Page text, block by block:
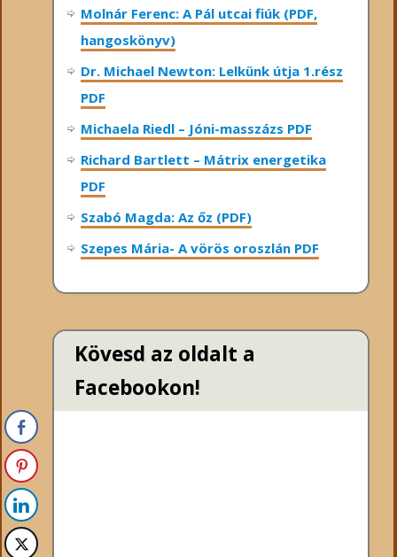
Molnár Ferenc: A Pál utcai fiúk (PDF,
hangoskönyv)
Dr. Michael Newton: Lelkünk útja 1.rész
PDF
Michaela Riedl – Jóni-masszázs PDF
Richard Bartlett – Mátrix energetika
PDF
Szabó Magda: Az őz (PDF)
Szepes Mária- A vörös oroszlán PDF
Kövesd az oldalt a
Facebookon!